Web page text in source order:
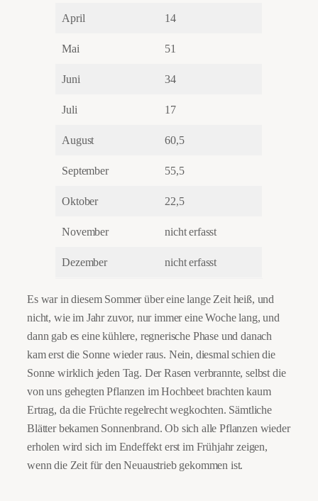
April 14
Mai 51
Juni 34
Juli 17
August 60,5
September 55,5
Oktober 22,5
November nicht erfasst
Dezember nicht erfasst
Es war in diesem Sommer über eine lange Zeit heiß, und
nicht, wie im Jahr zuvor, nur immer eine Woche lang, und
dann gab es eine kühlere, regnerische Phase und danach
kam erst die Sonne wieder raus. Nein, diesmal schien die
Sonne wirklich jeden Tag. Der Rasen verbrannte, selbst die
von uns gehegten Pflanzen im Hochbeet brachten kaum
Ertrag, da die Früchte regelrecht wegkochten. Sämtliche
Blätter bekamen Sonnenbrand. Ob sich alle Pflanzen wieder
erholen wird sich im Endeffekt erst im Frühjahr zeigen,
wenn die Zeit für den Neuaustrieb gekommen ist.